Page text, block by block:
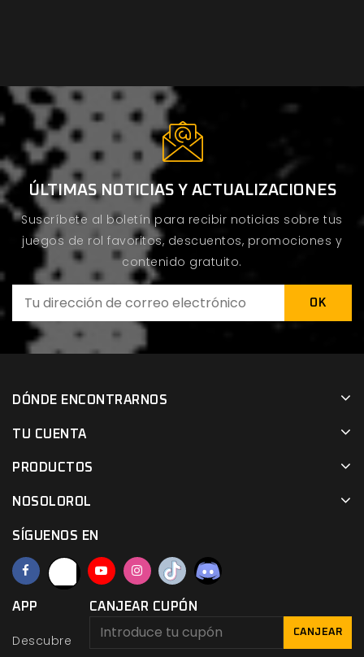
ÚLTIMAS NOTICIAS Y ACTUALIZACIONES
Suscríbete al boletín para recibir noticias sobre tus
juegos de rol favoritos, descuentos, promociones y
contenido gratuito.
DÓNDE ENCONTRARNOS
TU CUENTA
PRODUCTOS
NOSOLOROL
SÍGUENOS EN
APP
Descubre
CANJEAR CUPÓN
CANJEAR